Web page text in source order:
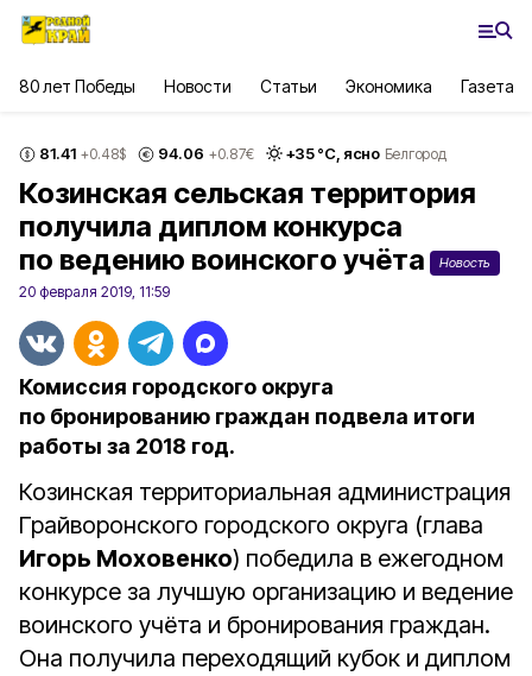
80 лет Победы Новости Статьи Экономика Газета
81.41 +0.48$ 94.06 +0.87€ +35°С, ясно Белгород
Козинская сельская территория
получила диплом конкурса
по ведению воинского учёта
Новость
20 февраля 2019, 11:59
Комиссия городского округа
по бронированию граждан подвела итоги
работы за 2018 год.
Козинская территориальная администрация
Грайворонского городского округа (глава
Игорь Моховенко) победила в ежегодном
конкурсе за лучшую организацию и ведение
воинского учёта и бронирования граждан.
Она получила переходящий кубок и диплом